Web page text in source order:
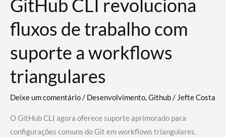
GitHub CLI revoluciona
fluxos de trabalho com
suporte a workflows
triangulares
Deixe um comentário/ Desenvolvimento,Github/ Jefte Costa
O GitHub CLI agora oferece suporte aprimorado para
configurações comuns do Git em workflows triangulares.